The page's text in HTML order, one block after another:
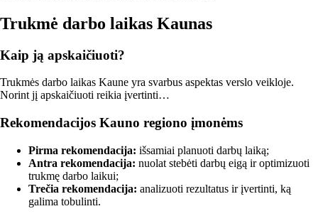
Trukmė darbo laikas Kaunas
Kaip ją apskaičiuoti?
Trukmės darbo laikas Kaune yra svarbus aspektas verslo veikloje.
Norint jį apskaičiuoti reikia įvertinti…
Rekomendacijos Kauno regiono įmonėms
Pirma rekomendacija: išsamiai planuoti darbų laiką;
Antra rekomendacija: nuolat stebėti darbų eigą ir optimizuoti
trukmę darbo laikui;
Trečia rekomendacija: analizuoti rezultatus ir įvertinti, ką
galima tobulinti.